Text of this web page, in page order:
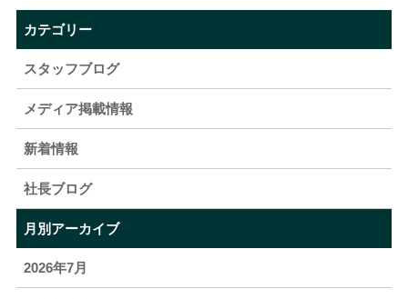
カテゴリー
スタッフブログ
メディア掲載情報
新着情報
社長ブログ
月別アーカイブ
2026年7月